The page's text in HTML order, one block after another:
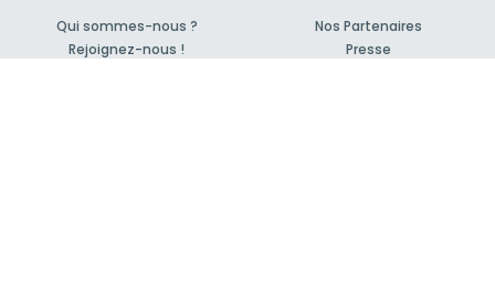
Qui sommes-nous ?
Rejoignez-nous !
Nos Partenaires
Presse